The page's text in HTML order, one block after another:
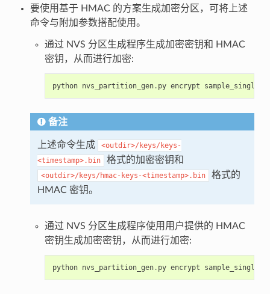
要使用基于 HMAC 的方案生成加密分区，可将上述
命令与附加参数搭配使用。
通过 NVS 分区生成程序生成加密密钥和 HMAC
密钥，从而进行加密:
python nvs_partition_gen. py encrypt
备注
上述命令生成
<outdir>/keys/keys-
<timestamp>.bin
格式的加密密钥和
<outdir>/keys/hmac-keys-<timestamp>.bin
格式的
HMAC 密钥。
通过 NVS 分区生成程序使用用户提供的 HMAC
密钥生成加密密钥，从而进行加密:
python nvs_partition_gen. py encrypt